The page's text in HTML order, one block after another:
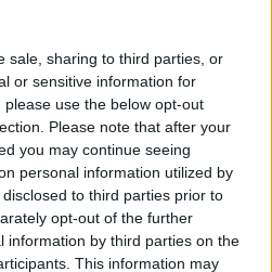
sale, sharing to third parties, or
or sensitive information for
use the below opt-out
Please note that after your
you may continue seeing
personal information utilized by
to third parties prior to
opt-out of the further
information by third parties on the
This information may